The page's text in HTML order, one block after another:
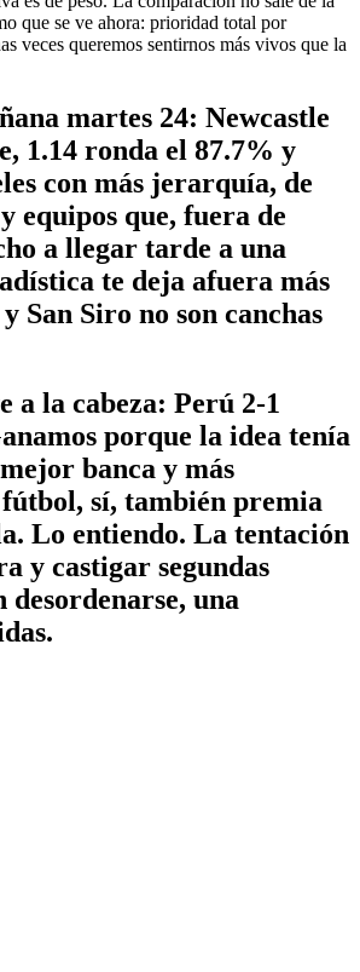
que se ve ahora: prioridad total por
veces queremos sentirnos más vivos que la
martes 24: Newcastle
1.14 ronda el 87.7% y
con más jerarquía, de
equipos que, fuera de
a llegar tarde a una
te deja afuera más
San Siro no son canchas
a la cabeza: Perú 2-1
porque la idea tenía
banca y más
sí, también premia
Lo entiendo. La tentación
y castigar segundas
una